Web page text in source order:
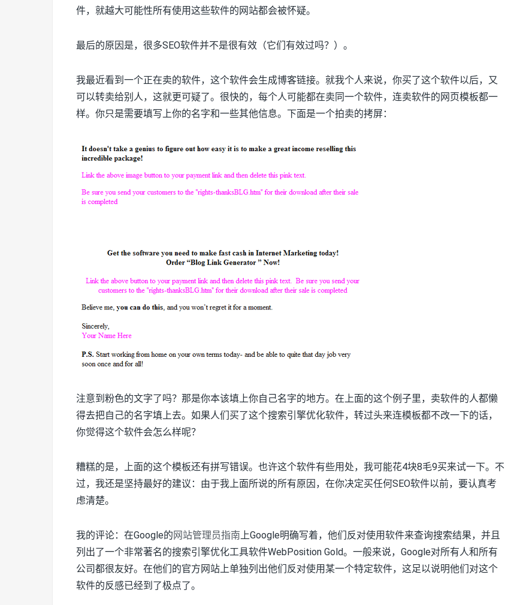
件，就越大可能性所有使用这些软件的网站都会被怀疑。
最后的原因是，很多SEO软件并不是很有效（它们有效过吗？）。
我最近看到一个正在卖的软件，这个软件会生成博客链接。就我个人来说，你买了这个软件以后，又
可以转卖给别人，这就更可疑了。很快的，每个人可能都在卖同一个软件，连卖软件的网页模板都一
样。你只是需要填写上你的名字和一些其他信息。下面是一个拍卖的拷屏：
注意到粉色的文字了吗？那是你本该填上你自己名字的地方。在上面的这个例子里，卖软件的人都懒
得去把自己的名字填上去。如果人们买了这个搜索引擎优化软件，转过头来连模板都不改一下的话，
你觉得这个软件会怎么样呢？
糟糕的是，上面的这个模板还有拼写错误。也许这个软件有些用处，我可能花4块8毛9买来试一下。不
过，我还是坚持最好的建议：由于我上面所说的所有原因，在你决定买任何SEO软件以前，要认真考
虑清楚。
我的评论：在Google的网站管理员指南上Google明确写着，他们反对使用软件来查询搜索结果，并且
列出了一个非常著名的搜索引擎优化工具软件WebPosition Gold。一般来说，Google对所有人和所有
公司都很友好。在他们的官方网站上单独列出他们反对使用某一个特定软件，这足以说明他们对这个
软件的反感已经到了极点了。